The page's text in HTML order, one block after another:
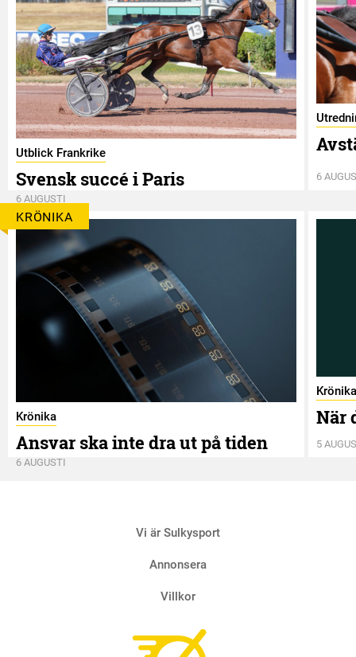
Utblick Frankrike
Svensk succé i Paris
6 AUGUSTI
6
KRÖNIKA
Krönika
Ansvar ska inte dra ut på tiden
6 AUGUSTI
Krönika
När
5
Vi är Sulkysport
Annonsera
Villkor